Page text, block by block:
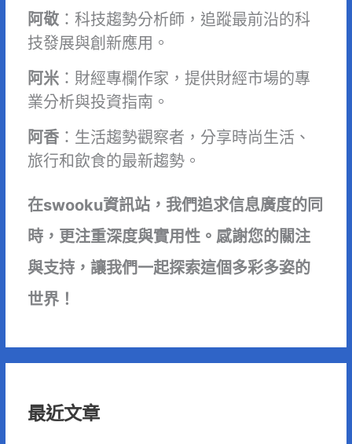
阿敬：科技趨勢分析師，追蹤最前沿的科
技發展與創新應用。
阿米：財經專欄作家，提供財經市場的專
業分析與投資指南。
阿香：生活趨勢觀察者，分享時尚生活、
旅行和飲食的最新趨勢。
在swooku資訊站，我們追求信息廣度的同
時，更注重深度與實用性。感謝您的關注
與支持，讓我們一起探索這個多彩多姿的
世界！
最近文章